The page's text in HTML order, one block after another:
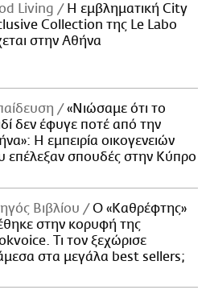
Living
Η εμβληματική City
Collection της Le Labo
στην Αθήνα
«Νιώσαμε ότι το
δεν έφυγε ποτέ από την
Η εμπειρία οικογενειών
επέλεξαν σπουδές στην Κύπρο
Βιβλίου
Ο «Καθρέφτης»
στην κορυφή της
Τι τον ξεχώρισε
στα μεγάλα best sellers;